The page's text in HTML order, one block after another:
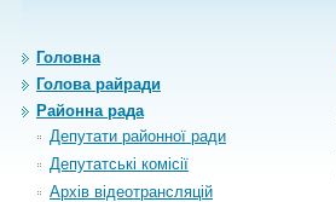
Головна
Голова райради
Районна рада
Депутати районної ради
Депутатські комісії
Архiв вiдеотрансляцiй